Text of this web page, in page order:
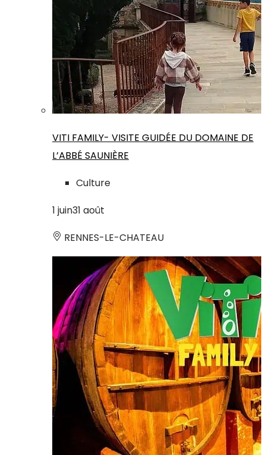
VITI FAMILY- VISITE GUIDÉE DU DOMAINE DE
L’ABBÉ SAUNIÈRE
Culture
1 juin31 août
RENNES-LE-CHATEAU